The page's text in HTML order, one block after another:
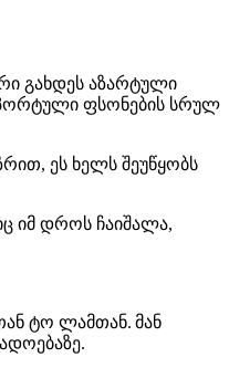
გახდეს აზარტული
ფსონების სრულ
ეს ხელს შეუწყობს
იმ დროს ჩაიშალა,
ტო ლამთან. მან